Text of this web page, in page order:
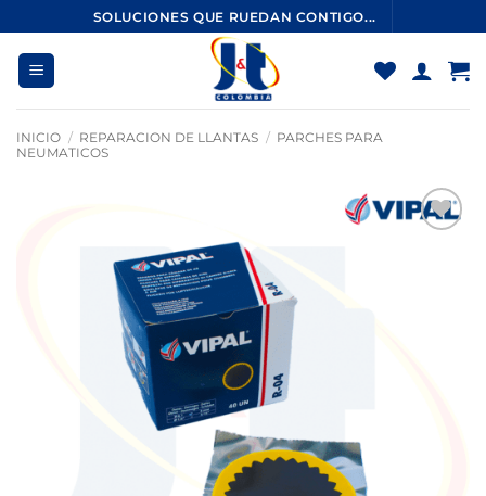
al
contenido
SOLUCIONES QUE RUEDAN CONTIGO...
INICIO / REPARACION DE LLANTAS / PARCHES PARA
NEUMATICOS